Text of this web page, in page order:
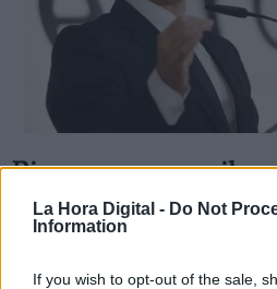
La Hora Digital - Do Not
Information
If you wish to opt-out of the sale,
Rivera rompe su
Congreso
PorÁlvaro Madrid
jueves, 29 de agosto de 2019